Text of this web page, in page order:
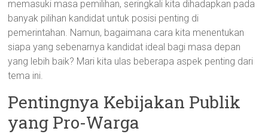
memasuki masa pemilihan, seringkali kita dihadapkan pada
banyak pilihan kandidat untuk posisi penting di
pemerintahan. Namun, bagaimana cara kita menentukan
siapa yang sebenarnya kandidat ideal bagi masa depan
yang lebih baik? Mari kita ulas beberapa aspek penting dari
tema ini.
Pentingnya Kebijakan Publik
yang Pro-Warga